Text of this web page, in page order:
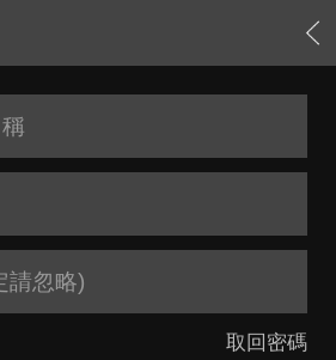
請忽略)
取回密碼